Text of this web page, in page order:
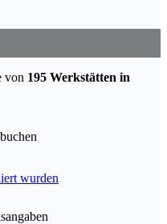
von 195 Werkstätten in
buchen
wurden